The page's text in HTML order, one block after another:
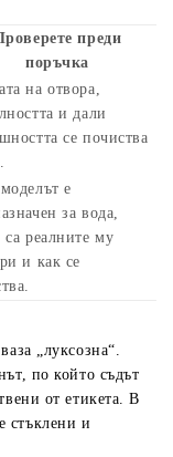
преди
поръчка
на отвора,
и дали
се почиства
е
за вода,
са реалните му
и как се
„луксозна“.
по който съдът
от етикета. В
стъклени и